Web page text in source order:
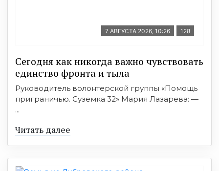
7 АВГУСТА 2026, 10:26 128
Сегодня как никогда важно чувствовать
единство фронта и тыла
Руководитель волонтерской группы «Помощь
приграничью. Суземка 32» Мария Лазарева: —
...
Читать далее